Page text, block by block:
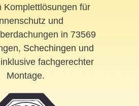
Komplettlösungen für
und
in 73569
Schechingen und
fachgerechter
Montage.